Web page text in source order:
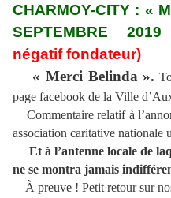
CHARMOY-CITY : «
SEPTEMBRE 2019
négatif fondateur)
« Merci Belinda ».
page facebook de la Ville
Commentaire relatif à
association caritative nationale
Et à l’antenne locale de
ne se montra jamais
À preuve ! Petit retour sur